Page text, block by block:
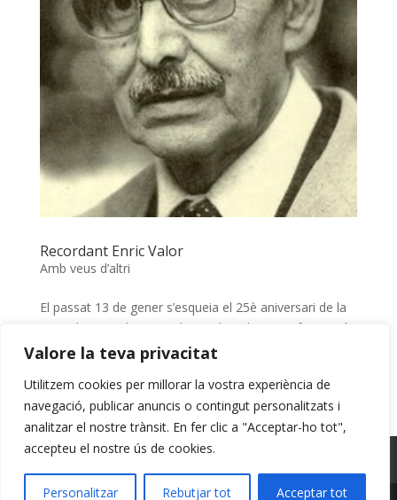
Valore la teva privacitat
Utilitzem cookies per millorar la vostra experiència de
navegació, publicar anuncis o contingut personalitzats i
analitzar el nostre trànsit. En fer clic a "Acceptar-ho tot",
accepteu el nostre ús de cookies.
Personalitzar Rebutjar tot Acceptar tot
Recordant Enric Valor
Amb veus d’altri
El passat 13 de gener s’esqueia el 25è aniversari de la
mort d’Enric Valor a qui dec molt en la meua formació
d’escriptor. Podríem establir un triangle entre l’admirat
mateix. I encara podríem fer un quadat entre...